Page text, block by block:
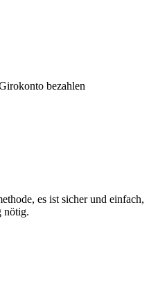
bezahlen
es ist sicher und einfach,
nötig.